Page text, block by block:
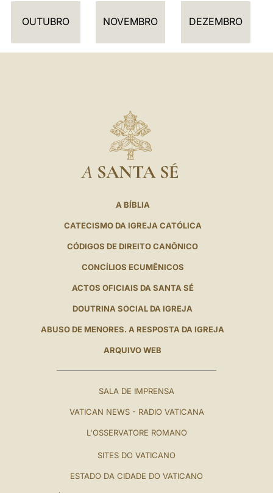
OUTUBRO NOVEMBRO DEZEMBRO
A SANTA SÉ
A BÍBLIA
CATECISMO DA IGREJA CATÓLICA
CÓDIGOS DE DIREITO CANÔNICO
CONCÍLIOS ECUMÊNICOS
ACTOS OFICIAIS DA SANTA SÉ
DOUTRINA SOCIAL DA IGREJA
ABUSO DE MENORES. A RESPOSTA DA IGREJA
ARQUIVO WEB
SALA DE IMPRENSA
VATICAN NEWS - RADIO VATICANA
L'OSSERVATORE ROMANO
SITES DO VATICANO
ESTADO DA CIDADE DO VATICANO